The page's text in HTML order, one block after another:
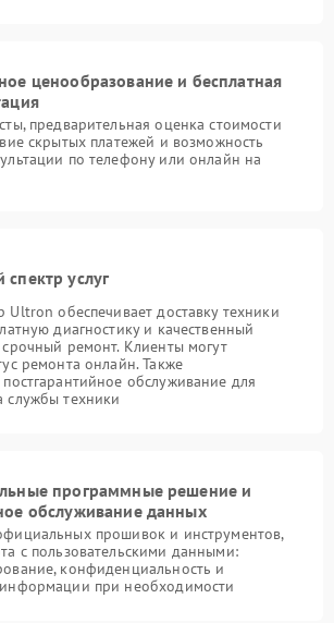
ценообразование и бесплатная
предварительная оценка стоимости
скрытых платежей и возможность
по телефону или онлайн на
услуг
Ultron обеспечивает доставку техники
диагностику и качественный
ремонт. Клиенты могут
ремонта онлайн. Также
постгарантийное обслуживание для
службы техники
программные решение и
обслуживание данных
прошивок и инструментов,
с пользовательскими данными:
конфиденциальность и
информации при необходимости